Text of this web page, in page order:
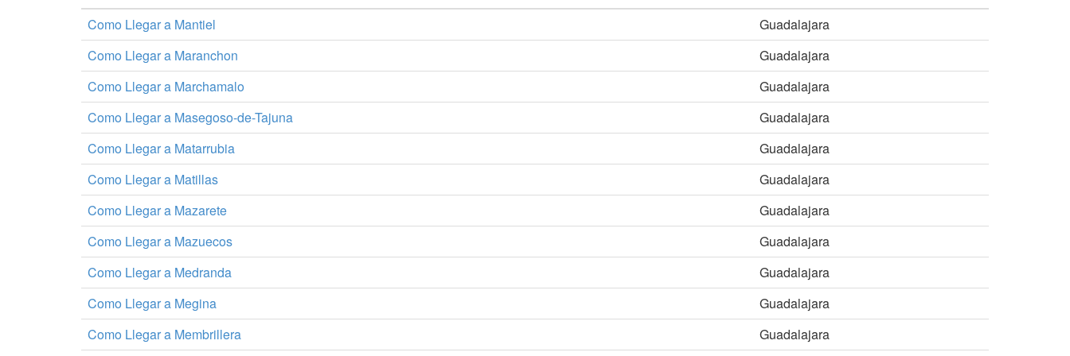
Como Llegar a Mantiel
Guadalajara
Como Llegar a Maranchon
Guadalajara
Como Llegar a Marchamalo
Guadalajara
Como Llegar a Masegoso-de-Tajuna
Guadalajara
Como Llegar a Matarrubia
Guadalajara
Como Llegar a Matillas
Guadalajara
Como Llegar a Mazarete
Guadalajara
Como Llegar a Mazuecos
Guadalajara
Como Llegar a Medranda
Guadalajara
Como Llegar a Megina
Guadalajara
Como Llegar a Membrillera
Guadalajara